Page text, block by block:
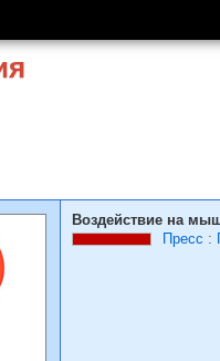
Воздействие на
Пресс :